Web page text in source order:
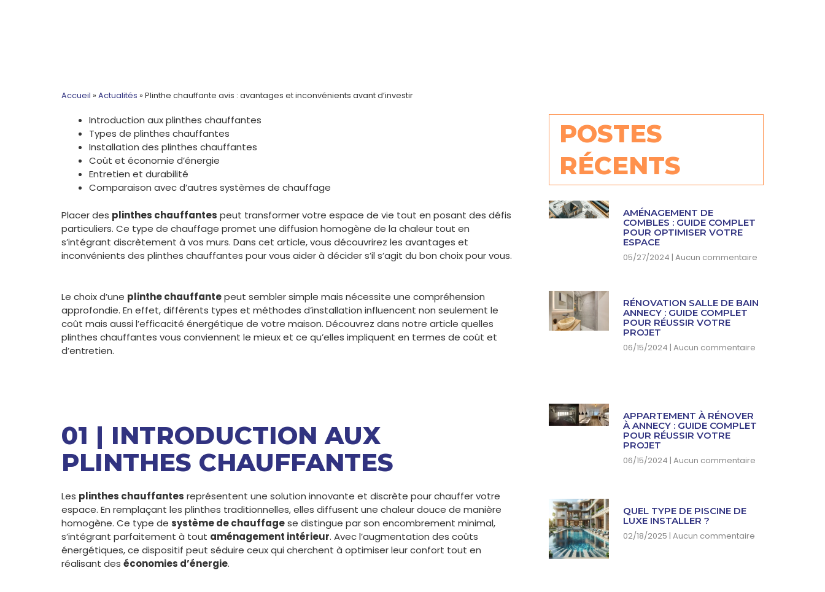
Accueil » Actualités » Plinthe chauffante avis : avantages et inconvénients avant d’investir
Introduction aux plinthes chauffantes
Types de plinthes chauffantes
Installation des plinthes chauffantes
Coût et économie d’énergie
Entretien et durabilité
Comparaison avec d’autres systèmes de chauffage
Placer des plinthes chauffantes peut transformer votre espace de vie tout en posant des défis
particuliers. Ce type de chauffage promet une diffusion homogène de la chaleur tout en
s’intégrant discrètement à vos murs. Dans cet article, vous découvrirez les avantages et
inconvénients des plinthes chauffantes pour vous aider à décider s’il s’agit du bon choix pour vous.
Le choix d’une plinthe chauffantepeut sembler simple mais nécessite une compréhension
approfondie. En effet, différents types et méthodes d’installation influencent non seulement le
coût mais aussi l’efficacité énergétique de votre maison. Découvrez dans notre article quelles
plinthes chauffantes vous conviennent le mieux et ce qu’elles impliquent en termes de coût et
d’entretien.
01 | INTRODUCTION AUX
PLINTHES CHAUFFANTES
Les plinthes chauffantes représentent une solution innovante et discrète pour chauffer votre
espace. En remplaçant les plinthes traditionnelles, elles diffusent une chaleur douce de manière
homogène. Ce type de système de chauffagese distingue par son encombrement minimal,
s’intégrant parfaitement à tout aménagement intérieur. Avec l’augmentation des coûts
énergétiques, ce dispositif peut séduire ceux qui cherchent à optimiser leur confort tout en
réalisant des économies d’énergie.
POSTES
RÉCENTS
AMÉNAGEMENT DE
COMBLES : GUIDE COMPLET
POUR OPTIMISER VOTRE
ESPACE
05/27/2024 Aucun commentaire
RÉNOVATION SALLE DE BAIN
ANNECY : GUIDE COMPLET
POUR RÉUSSIR VOTRE
PROJET
06/15/2024 Aucun commentaire
APPARTEMENT À RÉNOVER
À ANNECY : GUIDE COMPLET
POUR RÉUSSIR VOTRE
PROJET
06/15/2024 Aucun commentaire
QUEL TYPE DE PISCINE DE
LUXE INSTALLER ?
02/18/2025 Aucun commentaire